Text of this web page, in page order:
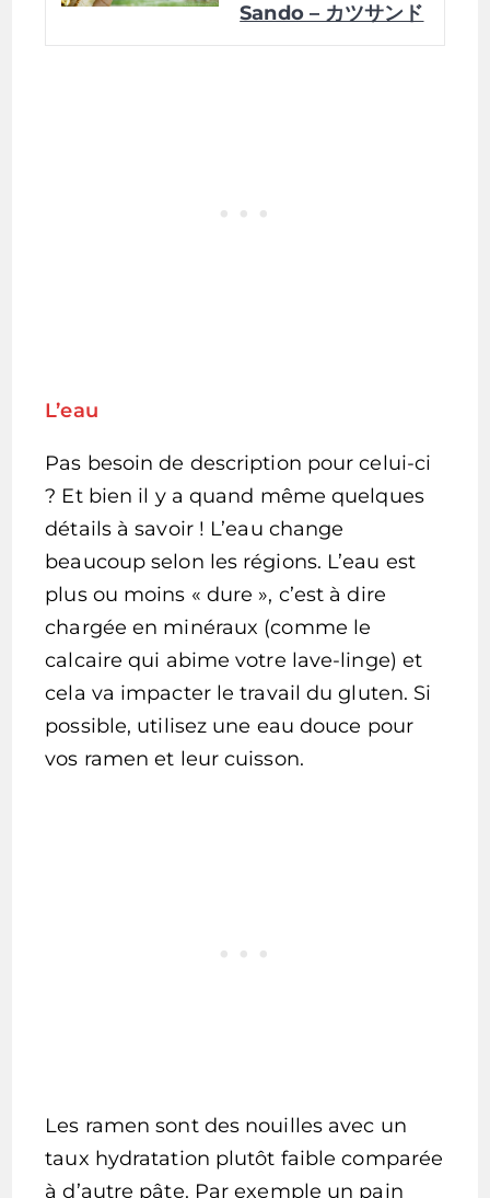
Sando – カツサンド
L’eau
Pas besoin de description pour celui-ci
? Et bien il y a quand même quelques
détails à savoir ! L’eau change
beaucoup selon les régions. L’eau est
plus ou moins « dure », c’est à dire
chargée en minéraux (comme le
calcaire qui abime votre lave-linge) et
cela va impacter le travail du gluten. Si
possible, utilisez une eau douce pour
vos ramen et leur cuisson.
Les ramen sont des nouilles avec un
taux hydratation plutôt faible comparée
à d’autre pâte. Par exemple un pain